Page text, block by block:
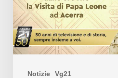
Notizie Vg21